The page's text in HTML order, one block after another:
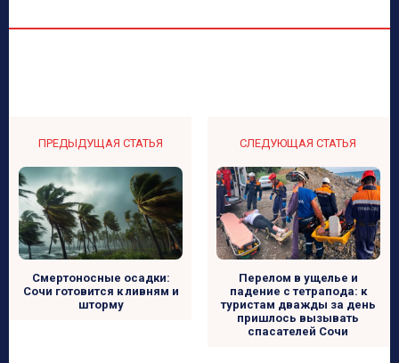
ПРЕДЫДУЩАЯ СТАТЬЯ
Смертоносные осадки:
Сочи готовится к ливням и
шторму
СЛЕДУЮЩАЯ СТАТЬЯ
Перелом в ущелье и
падение с тетрапода: к
туристам дважды за день
пришлось вызывать
спасателей Сочи